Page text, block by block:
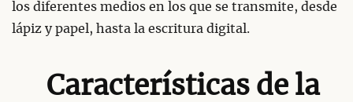
los diferentes medios en los que se transmite, desde
lápiz y papel, hasta la escritura digital.
Características de la